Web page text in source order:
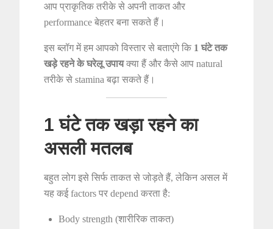
आप प्राकृतिक तरीके से अपनी ताकत और
performance बेहतर बना सकते हैं।
इस ब्लॉग में हम आपको विस्तार से बताएंगे कि 1 घंटे तक
खड़े रहने के घरेलू उपायक्या हैं और कैसे आप natural
तरीके से stamina बढ़ा सकते हैं।
1 घंटे तक खड़ा रहने का
असली मतलब
बहुत लोग इसे सिर्फ ताकत से जोड़ते हैं, लेकिन असल में
यह कई factors पर depend करता है:
Body strength (शारीरिक ताकत)